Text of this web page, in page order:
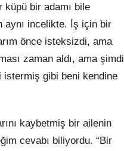
küpü bir adamı bile
incelikte. İş için bir
önce isteksizdi, ama
zaman aldı, ama şimdi
istermiş gibi beni kendine
kaybetmiş bir ailenin
cevabı biliyordu. “Bir